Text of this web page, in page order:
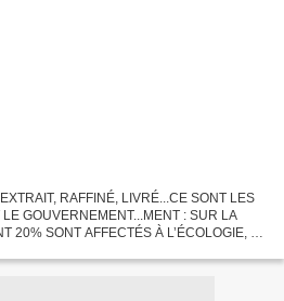
RAFFINÉ, LIVRÉ...CE SONT LES
GOUVERNEMENT...MENT : SUR LA
20% SONT AFFECTÉS À L’ÉCOLOGIE, LE